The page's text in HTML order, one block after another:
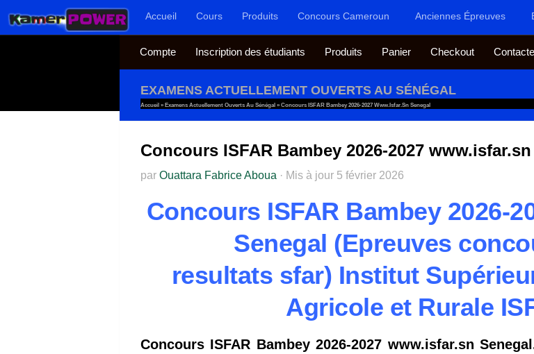
Au dessous du contenuAccueil Cours Produits Concours Cameroun Anciennes Épreuves
Compte Inscription des étudiants Produits Panier Checkout
EXAMENS ACTUELLEMENT OUVERTS AU SÉNÉGAL
Accueil » Examens Actuellement Ouverts Au Sénégal » Concours ISFAR Bambey 2026-2027 Www.isfar.sn Senegal
Concours ISFAR Bambey 2026-2027
par Ouattara Fabrice Aboua · Mis à jour 5 février 2026
Concours ISFAR Bambey 2026-
Senegal (Epreuves
resultats sfar) Institut
Agricole et Rurale
Concours ISFAR Bambey 2026-2027 www.isfar.sn